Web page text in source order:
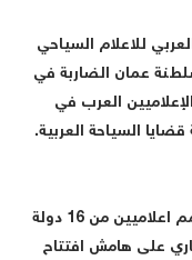
للاعلام السياحي
عمان الضاربة في
العرب في
السياحة العربية.
جدير بالذكر أن قافلة للاعلام السياحي تضمم اعلاميين من 16 دولة
2 سبتمبر الجاري على هامش افتتاح